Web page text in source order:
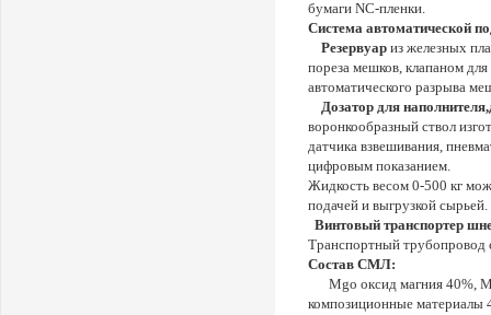
бумаги NC-пленки.
Система автоматической
Резервуар из железных
пореза мешков, клапаном
автоматического разрыва
Дозатор для
воронкообразный ствол
датчика взвешивания,
цифровым показанием.
Жидкость весом 0-500 кг
подачей и выгрузкой сырьей.
Винтовый транспортер
Транспортный трубопровод
Состав СМЛ:
Mgo оксид магния 40%,
композиционные материалы